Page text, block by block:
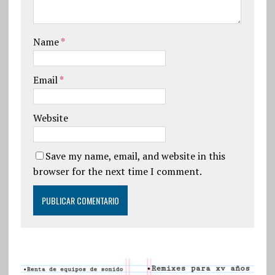
Name*
Email*
Website
Save my name, email, and website in this
browser for the next time I comment.